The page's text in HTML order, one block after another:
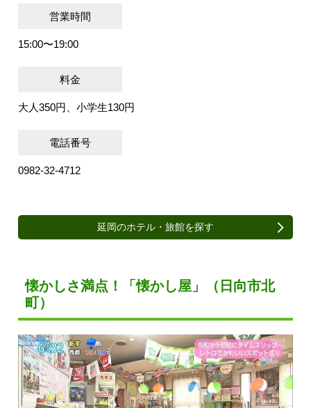
営業時間
15:00〜19:00
料金
大人350円、小学生130円
電話番号
0982-32-4712
延岡のホテル・旅館を探す
懐かしさ満点！「懐かし屋」（日向市北
町）